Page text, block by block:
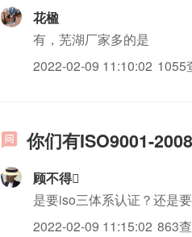
花楹
有，芜湖厂家多的是
2022-02-09 11:10:02 1055
你们有ISO9001-
顾不得
是要iso三体系认证？还是
2022-02-09 11:15:02 863